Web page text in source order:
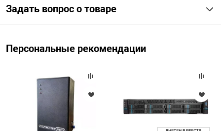
безопасность
Задать вопрос о товаре
Персональные рекомендации